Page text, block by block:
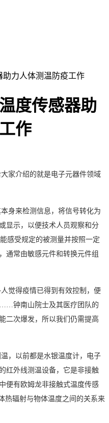
助力人体测温防疫工作
度传感器助
作
家介绍的就是电子元器件领域
身来检测信息，将信号转化为
显示，以便技术人员观察和分
感受规定的被测量并按照一定
通常由敏感元件和转换元件组
觉得疫情已得到有效控制，便
……钟南山院士及其医疗团队的
二次爆发，所以我们仍需提高
，以前都是水银温度计， 电子
红外线测温设备，它是非接触
便有欧姆龙非接触式温度传感
热辐射与物体温度之间的关系来